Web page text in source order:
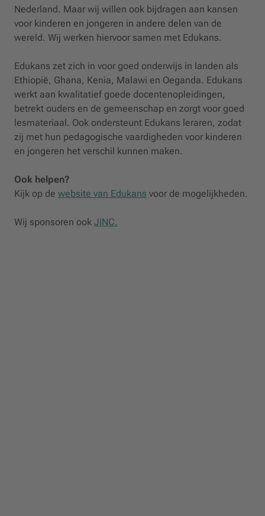
Nederland. Maar wij willen ook bijdragen aan kansen
voor kinderen en jongeren in andere delen van de
wereld. Wij werken hiervoor samen met Edukans.
Edukans zet zich in voor goed onderwijs in landen als
Ethiopië, Ghana, Kenia, Malawi en Oeganda. Edukans
werkt aan kwalitatief goede docentenopleidingen,
betrekt ouders en de gemeenschap en zorgt voor goed
lesmateriaal. Ook ondersteunt Edukans leraren, zodat
zij met hun pedagogische vaardigheden voor kinderen
en jongeren het verschil kunnen maken.
Ook helpen?
Kijk op de website van Edukans voor de mogelijkheden.
Wij sponsoren ook JINC.